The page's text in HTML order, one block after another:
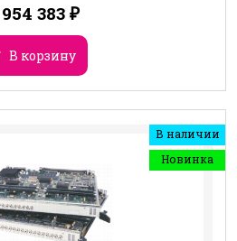
954 383 ₽
В корзину
В наличии
Новинка